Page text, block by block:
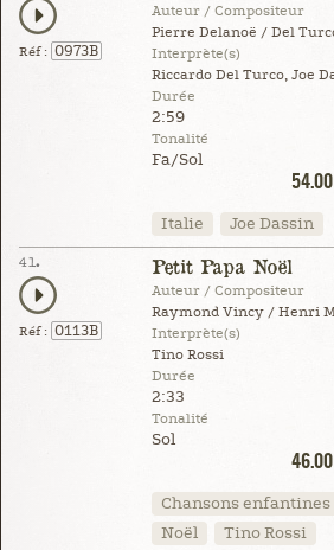
Réf : 0973B
Auteur / Compositeur
Pierre Delanoë / Del
Interprète(s)
Riccardo Del Turco, Joe
Durée
2:59
Tonalité
Fa/Sol
Italie Joe Dassin
41.
Réf : 0113B
Petit Papa Noël
Auteur / Compositeur
Raymond Vincy / Henri
Interprète(s)
Tino Rossi
Durée
2:33
Tonalité
Sol
Chansons enfantines
Noël
Tino Rossi